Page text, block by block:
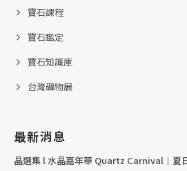
寶石課程
寶石鑑定
寶石知識庫
台灣礦物展
最新消息
晶選集 l 水晶嘉年華 Quartz Carnival｜夏